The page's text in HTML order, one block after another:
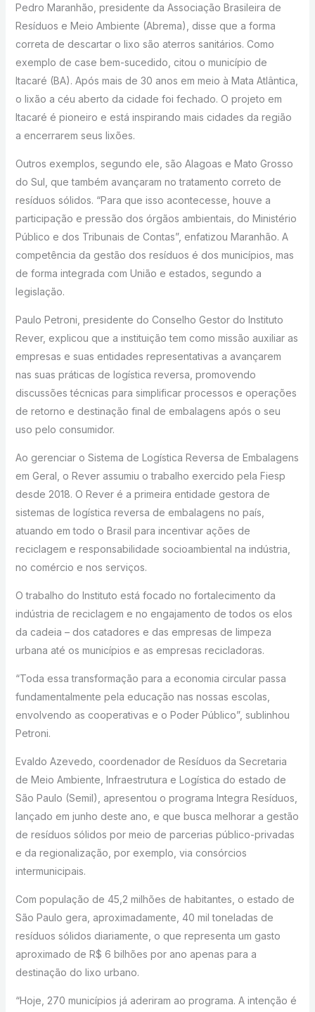
Pedro Maranhão, presidente da Associação Brasileira de
Resíduos e Meio Ambiente (Abrema), disse que a forma
correta de descartar o lixo são aterros sanitários. Como
exemplo de case bem-sucedido, citou o município de
Itacaré (BA). Após mais de 30 anos em meio à Mata Atlântica,
o lixão a céu aberto da cidade foi fechado. O projeto em
Itacaré é pioneiro e está inspirando mais cidades da região
a encerrarem seus lixões.
Outros exemplos, segundo ele, são Alagoas e Mato Grosso
do Sul, que também avançaram no tratamento correto de
resíduos sólidos. “Para que isso acontecesse, houve a
participação e pressão dos órgãos ambientais, do Ministério
Público e dos Tribunais de Contas”, enfatizou Maranhão. A
competência da gestão dos resíduos é dos municípios, mas
de forma integrada com União e estados, segundo a
legislação.
Paulo Petroni, presidente do Conselho Gestor do Instituto
Rever, explicou que a instituição tem como missão auxiliar as
empresas e suas entidades representativas a avançarem
nas suas práticas de logística reversa, promovendo
discussões técnicas para simplificar processos e operações
de retorno e destinação final de embalagens após o seu
uso pelo consumidor.
Ao gerenciar o Sistema de Logística Reversa de Embalagens
em Geral, o Rever assumiu o trabalho exercido pela Fiesp
desde 2018. O Rever é a primeira entidade gestora de
sistemas de logística reversa de embalagens no país,
atuando em todo o Brasil para incentivar ações de
reciclagem e responsabilidade socioambiental na indústria,
no comércio e nos serviços.
O trabalho do Instituto está focado no fortalecimento da
indústria de reciclagem e no engajamento de todos os elos
da cadeia – dos catadores e das empresas de limpeza
urbana até os municípios e as empresas recicladoras.
“Toda essa transformação para a economia circular passa
fundamentalmente pela educação nas nossas escolas,
envolvendo as cooperativas e o Poder Público”, sublinhou
Petroni.
Evaldo Azevedo, coordenador de Resíduos da Secretaria
de Meio Ambiente, Infraestrutura e Logística do estado de
São Paulo (Semil), apresentou o programa Integra Resíduos,
lançado em junho deste ano, e que busca melhorar a gestão
de resíduos sólidos por meio de parcerias público-privadas
e da regionalização, por exemplo, via consórcios
intermunicipais.
Com população de 45,2 milhões de habitantes, o estado de
São Paulo gera, aproximadamente, 40 mil toneladas de
resíduos sólidos diariamente, o que representa um gasto
aproximado de R$ 6 bilhões por ano apenas para a
destinação do lixo urbano.
“Hoje, 270 municípios já aderiram ao programa. A intenção é